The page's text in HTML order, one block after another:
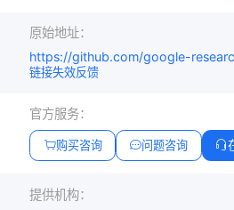
原始地址：
https://github.com/google-
链接失效反馈
官方服务：
购买咨询 问题咨询
提供机构：